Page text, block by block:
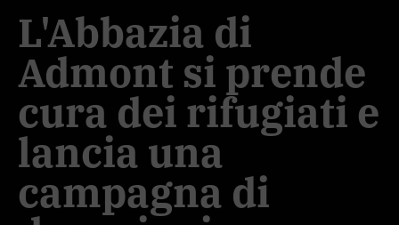
L'Abbazia di
Admont si prende
cura dei rifugiati e
lancia una
campagna di